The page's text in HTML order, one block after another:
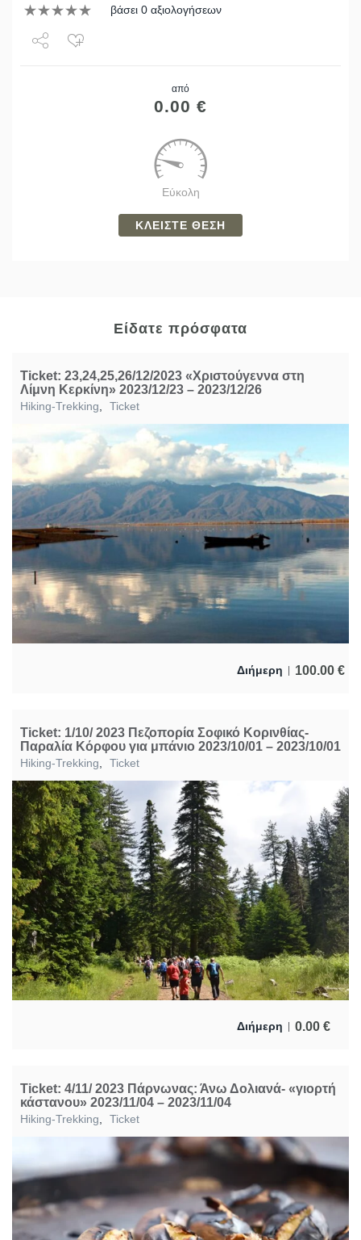
βάσει 0 αξιολογήσεων
από
0.00 €
Εύκολη
ΚΛΕΙΣΤΕ ΘΕΣΗ
Είδατε πρόσφατα
Ticket: 23,24,25,26/12/2023 «Χριστούγεννα στη
Λίμνη Κερκίνη» 2023/12/23 – 2023/12/26
Hiking-Trekking Ticket
Διήμερη 100.00 €
Ticket: 1/10/ 2023 Πεζοπορία Σοφικό Κορινθίας-
Παραλία Κόρφου για μπάνιο 2023/10/01 – 2023/10/01
Hiking-Trekking Ticket
Διήμερη 0.00 €
Ticket: 4/11/ 2023 Πάρνωνας: Άνω Δολιανά- «γιορτή
κάστανου» 2023/11/04 – 2023/11/04
Hiking-Trekking, Ticket